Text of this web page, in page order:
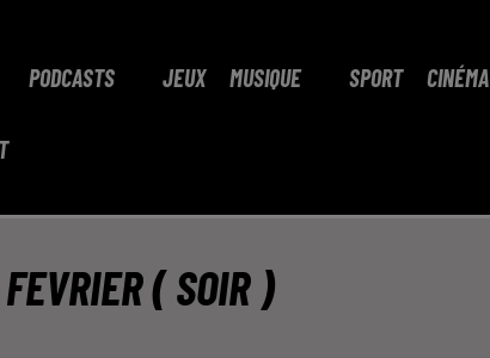
PODCASTS JEUX MUSIQUE SPORT CINÉMA
( SOIR )